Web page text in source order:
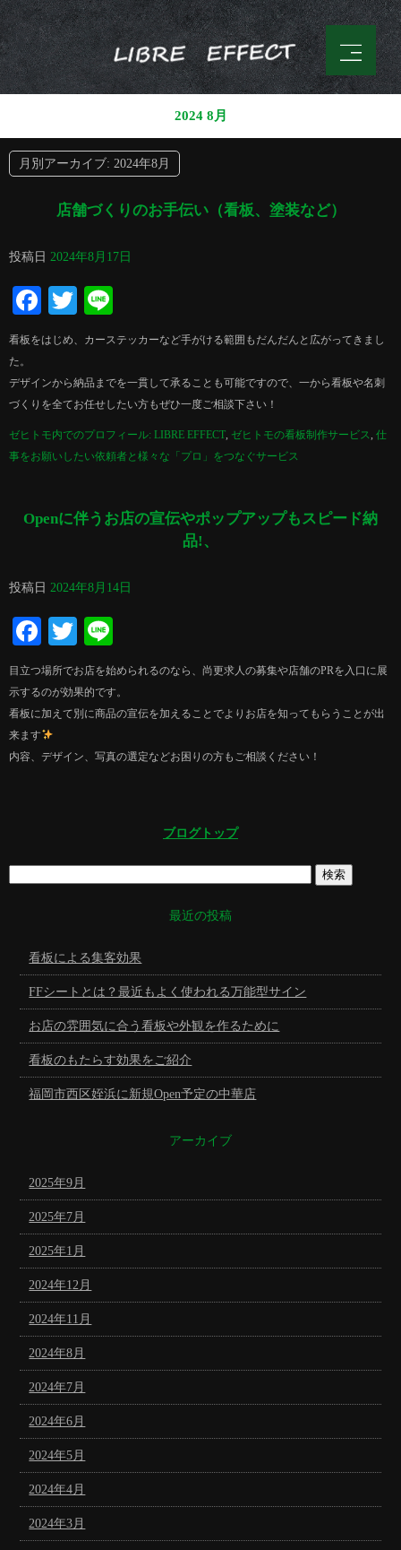
2024 8月
月別アーカイブ: 2024年8月
店舗づくりのお手伝い（看板、塗装など）
投稿日 2024年8月17日
Facebook
Twitter
看板をはじめ、カーステッカーなど手がける範囲もだんだんと広がってきまし
た。
デザインから納品までを一貫して承ることも可能ですので、一から看板や名刺
づくりを全てお任せしたい方もぜひ一度ご相談下さい！
ゼヒトモ内でのプロフィール: LIBRE EFFECT, ゼヒトモの看板制作サービス, 仕
事をお願いしたい依頼者と様々な「プロ」をつなぐサービス
Openに伴うお店の宣伝やポップアップもスピード納
品!、
投稿日 2024年8月14日
Facebook
Twitter
目立つ場所でお店を始められるのなら、尚更求人の募集や店舗のPRを入口に展
示するのが効果的です。
看板に加えて別に商品の宣伝を加えることでよりお店を知ってもらうことが出
来ます
内容、デザイン、写真の選定などお困りの方もご相談ください！
ブログトップ
最近の投稿
看板による集客効果
FFシートとは？最近もよく使われる万能型サイン
お店の雰囲気に合う看板や外観を作るために
看板のもたらす効果をご紹介
福岡市西区姪浜に新規Open予定の中華店
アーカイブ
2025年9月
2025年7月
2025年1月
2024年12月
2024年11月
2024年8月
2024年7月
2024年6月
2024年5月
2024年4月
2024年3月